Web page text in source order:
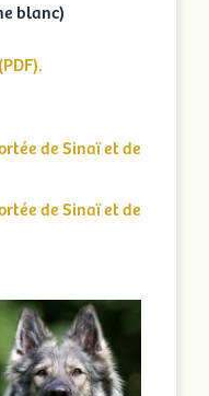
blanc)
de Sinaï et de
de Sinaï et de